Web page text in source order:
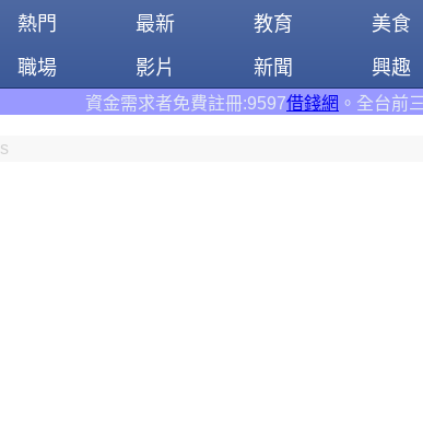
熱門 最新 教育 美食
職場 影片 新聞 興趣
免費註冊:9597借錢網。全台前三大借錢網站！